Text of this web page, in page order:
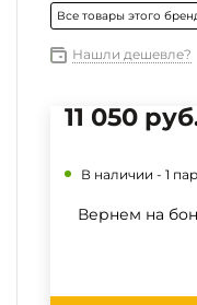
Все товары этого
Нашли дешевле?
11 050
В наличии - 1
Вернем на